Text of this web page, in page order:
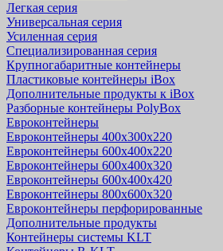
Легкая серия
Универсальная серия
Усиленная серия
Специализированная серия
Крупногабаритные контейнеры
Пластиковые контейнеры iBox
Дополнительные продукты к iBox
Разборные контейнеры PolyBox
Евроконтейнеры
Евроконтейнеры 400х300х220
Евроконтейнеры 600х400х220
Евроконтейнеры 600х400х320
Евроконтейнеры 600х400х420
Евроконтейнеры 800х600х320
Евроконтейнеры перфорированные
Дополнительные продукты
Контейнеры системы KLT